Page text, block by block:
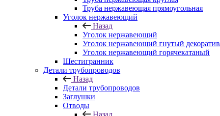
Труба нержавеющая прямоугольная
Уголок нержавеющий
Назад
Уголок нержавеющий
Уголок нержавеющий гнутый
Уголок нержавеющий горячекатаный
Шестигранник
Детали трубопроводов
Назад
Детали трубопроводов
Заглушки
Отводы
Назад